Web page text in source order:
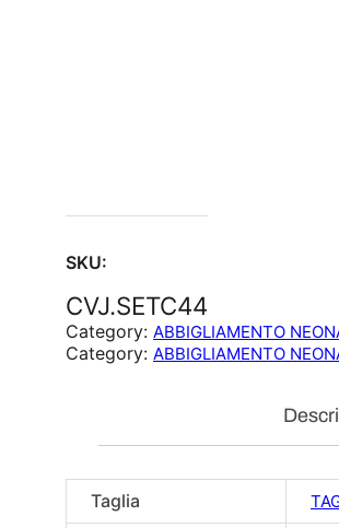
SKU:
CVJ.SETC44
Category: ABBIGLIAMENTO
Category: ABBIGLIAMENTO
Taglia